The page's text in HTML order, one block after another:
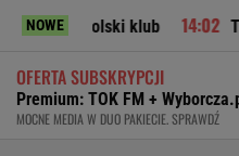
NOWE
klub Tak Anita
OFERTA SUBSKRYPCJI
Premium: TOK FM +
MOCNE MEDIA W DUO PAKIECIE. SPRAWDŹ